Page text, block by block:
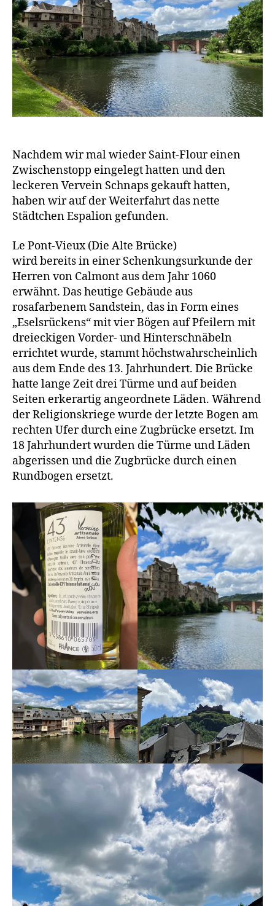
Nachdem wir mal wieder Saint-Flour einen
Zwischenstopp eingelegt hatten und den
leckeren Vervein Schnaps gekauft hatten,
haben wir auf der Weiterfahrt das nette
Städtchen Espalion gefunden.
Le Pont-Vieux (Die Alte Brücke)
wird bereits in einer Schenkungsurkunde der
Herren von Calmont aus dem Jahr 1060
erwähnt. Das heutige Gebäude aus
rosafarbenem Sandstein, das in Form eines
„Eselsrückens“ mit vier Bögen auf Pfeilern mit
dreieckigen Vorder- und Hinterschnäbeln
errichtet wurde, stammt höchstwahrscheinlich
aus dem Ende des 13. Jahrhundert. Die Brücke
hatte lange Zeit drei Türme und auf beiden
Seiten erkerartig angeordnete Läden. Während
der Religionskriege wurde der letzte Bogen am
rechten Ufer durch eine Zugbrücke ersetzt. Im
18 Jahrhundert wurden die Türme und Läden
abgerissen und die Zugbrücke durch einen
Rundbogen ersetzt.